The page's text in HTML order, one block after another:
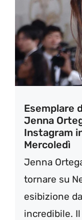
Esemplare
Jenna
Instagram
Mercoledì
Jenna
tornare su
esibizione
incredibile.